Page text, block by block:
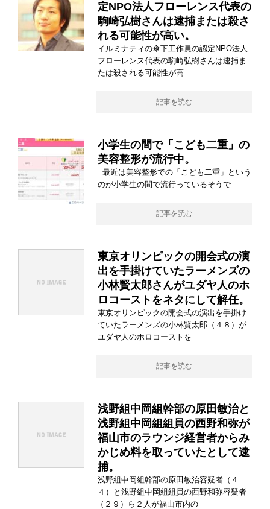
定NPO法人フローレンス代表の
駒崎弘樹さんは逮捕または殺さ
れる可能性が高い。
イルミナティの傘下工作員の認定NPO法人
フローレンス代表の駒崎弘樹さんは逮捕ま
たは殺される可能性が高
記事を読む
小学生の間で「こども二重」の
美容整形が流行中。
最近は美容整形での「こども二重」という
のが小学生の間で流行っているそうで
記事を読む
東京オリンピックの開会式の演
出を手掛けていたラーメンズの
小林賢太郎さんがユダヤ人のホ
ロコーストをネタにして解任。
東京オリンピックの開会式の演出を手掛け
ていたラーメンズの小林賢太郎（４８）が
ユダヤ人のホロコーストを
記事を読む
浅野組中岡組幹部の原田敏治と
浅野組中岡組組員の西野和弥が
福山市のラウンジ経営者からみ
かじめ料を取っていたとして逮
捕。
浅野組中岡組幹部の原田敏治容疑者（４
４）と浅野組中岡組組員の西野和弥容疑者
（２９）ら２人が福山市内の